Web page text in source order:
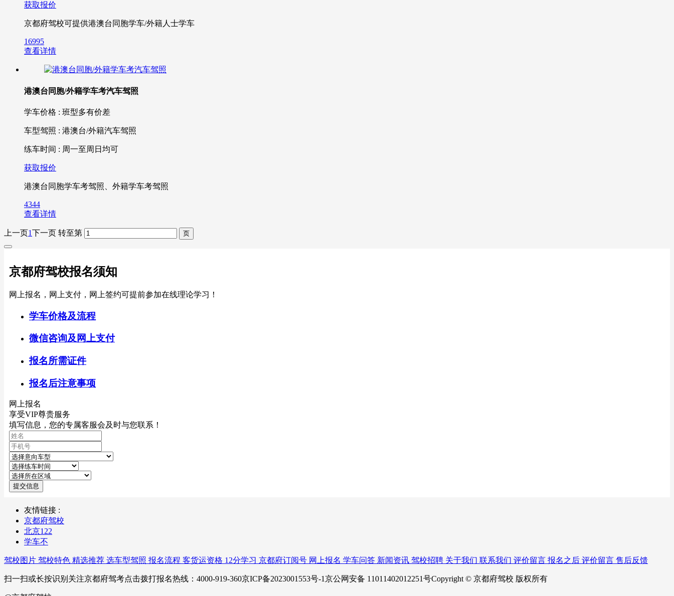
获取报价
京都府驾校可提供港澳台同胞学车/外籍人士学车
16995
查看详情
港澳台同胞/外籍学车考汽车驾照
学车价格 : 班型多有价差
车型驾照 : 港澳台/外籍汽车驾照
练车时间 : 周一至周日均可
获取报价
港澳台同胞学车考驾照、外籍学车考驾照
4344
查看详情
上一页1下一页 转至第
京都府驾校报名须知
网上报名，网上支付，网上签约可提前参加在线理论学习！
学车价格及流程
微信咨询及网上支付
报名所需证件
报名后注意事项
网上报名
享受VIP尊贵服务
填写信息，您的专属客服会及时与您联系！
提交信息
友情链接 :
京都府驾校
北京122
学车不
驾校图片 驾校特色 精选推荐 选车型驾照 报名流程 客货运资格 12分学习 京都府订阅号 网上报名 学车问答 新闻资讯 驾校招聘 关于我们 联系我们 评价留言 报名之后 评价留言 售后反馈
扫一扫或长按识别关注京都府驾考点击拨打报名热线：4000-919-360京ICP备2023001553号-1京公网安备 11011402012251号Copyright © 京都府驾校 版权所有